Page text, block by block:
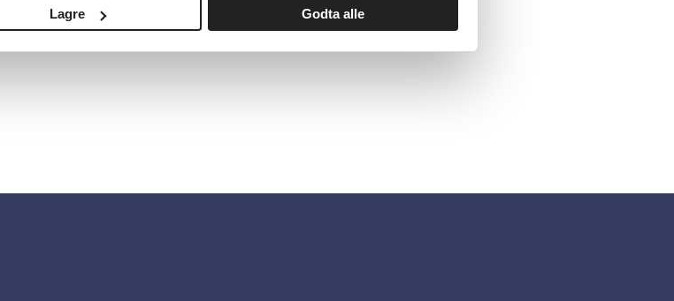
Lagre Godta alle